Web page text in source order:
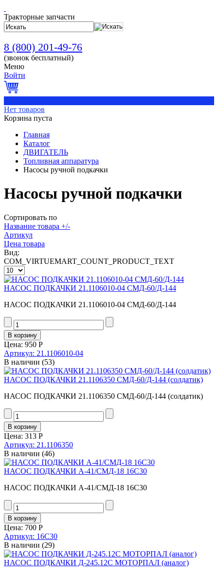
Тракторные запчасти
8 (800) 201-49-76
(звонок бесплатный)
Меню
Войти
Нет товаров
Корзина пуста
Главная
Каталог
ДВИГАТЕЛЬ
Топливная аппаратура
Насосы ручной подкачки
Насосы ручной подкачки
Сортировать по
Название товара +/-
Артикул
Цена товара
Вид:
COM_VIRTUEMART_COUNT_PRODUCT_TEXT
НАСОС ПОДКАЧКИ 21.1106010-04 СМД-60/Д-144
НАСОС ПОДКАЧКИ 21.1106010-04 СМД-60/Д-144
Цена: 950 Р
Артикул: 21.1106010-04
В наличии (53)
НАСОС ПОДКАЧКИ 21.1106350 СМД-60/Д-144 (солдатик)
НАСОС ПОДКАЧКИ 21.1106350 СМД-60/Д-144 (солдатик)
Цена: 313 Р
Артикул: 21.1106350
В наличии (46)
НАСОС ПОДКАЧКИ А-41/СМД-18 16С30
НАСОС ПОДКАЧКИ А-41/СМД-18 16С30
Цена: 700 Р
Артикул: 16С30
В наличии (29)
НАСОС ПОДКАЧКИ Д-245.12С МОТОРПАЛ (аналог)